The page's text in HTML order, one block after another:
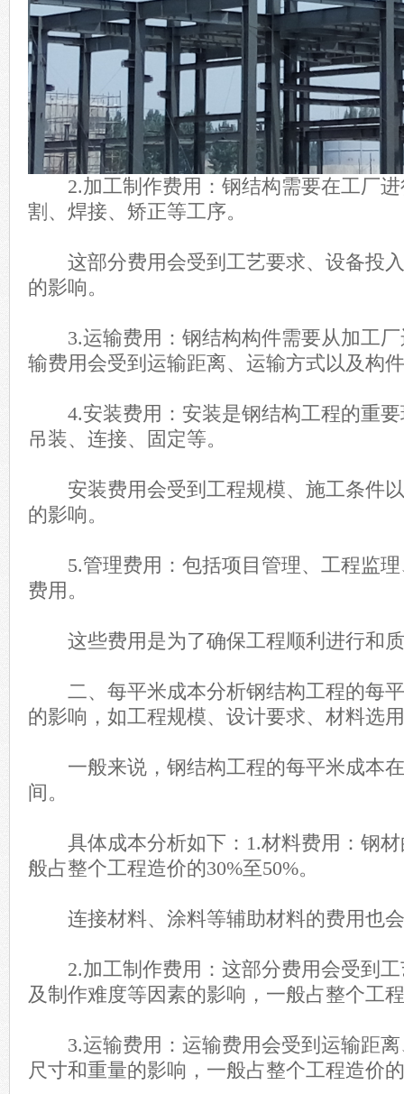
2.加工制作费用：钢结构需要在工厂进
割、焊接、矫正等工序。
这部分费用会受到工艺要求、设备投入
的影响。
3.运输费用：钢结构构件需要从加工厂
输费用会受到运输距离、运输方式以及构
4.安装费用：安装是钢结构工程的重要
吊装、连接、固定等。
安装费用会受到工程规模、施工条件以
的影响。
5.管理费用：包括项目管理、工程监理
费用。
这些费用是为了确保工程顺利进行和质
二、每平米成本分析钢结构工程的每平
的影响，如工程规模、设计要求、材料选
一般来说，钢结构工程的每平米成本在
间。
具体成本分析如下：1.材料费用：钢材
般占整个工程造价的30%至50%。
连接材料、涂料等辅助材料的费用也会
2.加工制作费用：这部分费用会受到工
及制作难度等因素的影响，一般占整个工
3.运输费用：运输费用会受到运输距离
尺寸和重量的影响，一般占整个工程造价